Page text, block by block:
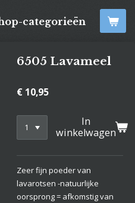
categorieën
6505 Lavameel
€ 10,95
In
winkelwagen
Zeer fijn poeder van
lavarotsen -natuurlijke
oorsprong = afkomstig van